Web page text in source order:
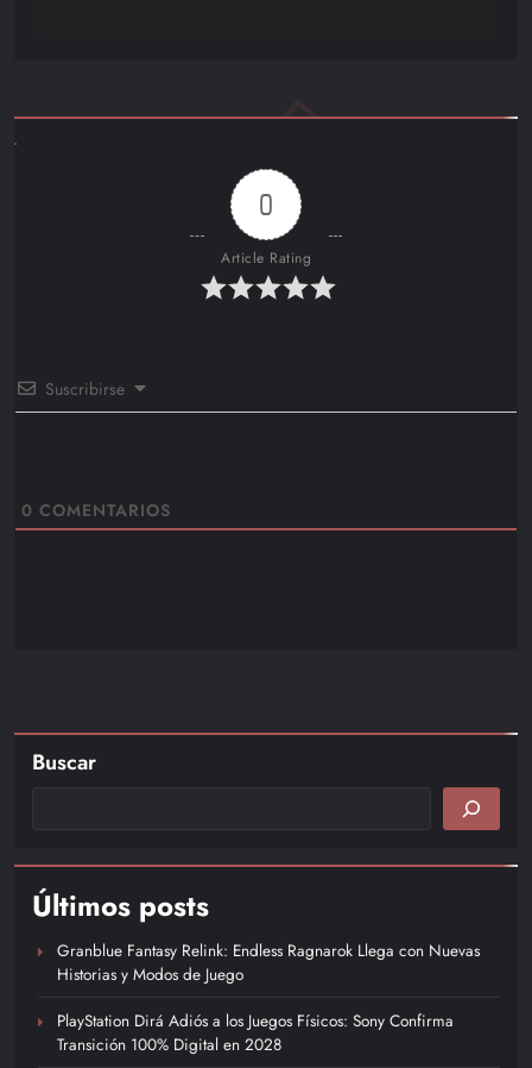
0
Article Rating
Suscribirse
0 COMENTARIOS
Buscar
Últimos posts
Granblue Fantasy Relink: Endless Ragnarok Llega con Nuevas
Historias y Modos de Juego
PlayStation Dirá Adiós a los Juegos Físicos: Sony Confirma
Transición 100% Digital en 2028